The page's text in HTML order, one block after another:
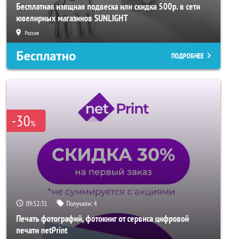
Бесплатная изящная подвеска или скидка 500р. в сети
ювелирных магазинов SUNLIGHT
Россия
Бесплатно ПОДРОБНЕЕ
-30%
09:52:29 Получили:4
Печать фотографий, фотокниг от сервиса цифровой
печати netPrint